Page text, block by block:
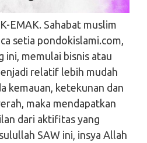
EMAK. Sahabat muslim
setia pondokislami.com,
ini, memulai bisnis atau
relatif lebih mudah
kemauan, ketekunan dan
maka mendapatkan
dari aktifitas yang
SAW ini, insya Allah